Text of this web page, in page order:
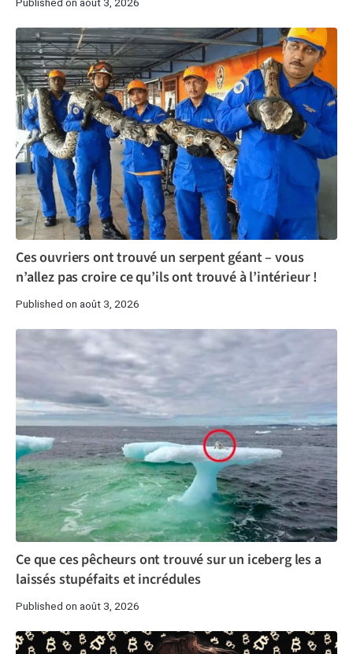
Ces ouvriers ont trouvé un serpent géant – vous
n’allez pas croire ce qu’ils ont trouvé à l’intérieur !
Published on août 3, 2026
Ce que ces pêcheurs ont trouvé sur un iceberg les a
laissés stupéfaits et incrédules
Published on août 3, 2026